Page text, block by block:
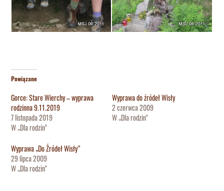
Powiązane
Gorce: Stare Wierchy – wyprawa
rodzinna 9.11.2019
7 listopada 2019
W „Dla rodzin"
Wyprawa do źródeł Wisły
2 czerwca 2009
W „Dla rodzin"
Wyprawa „Do Źródeł Wisły”
29 lipca 2009
W „Dla rodzin"